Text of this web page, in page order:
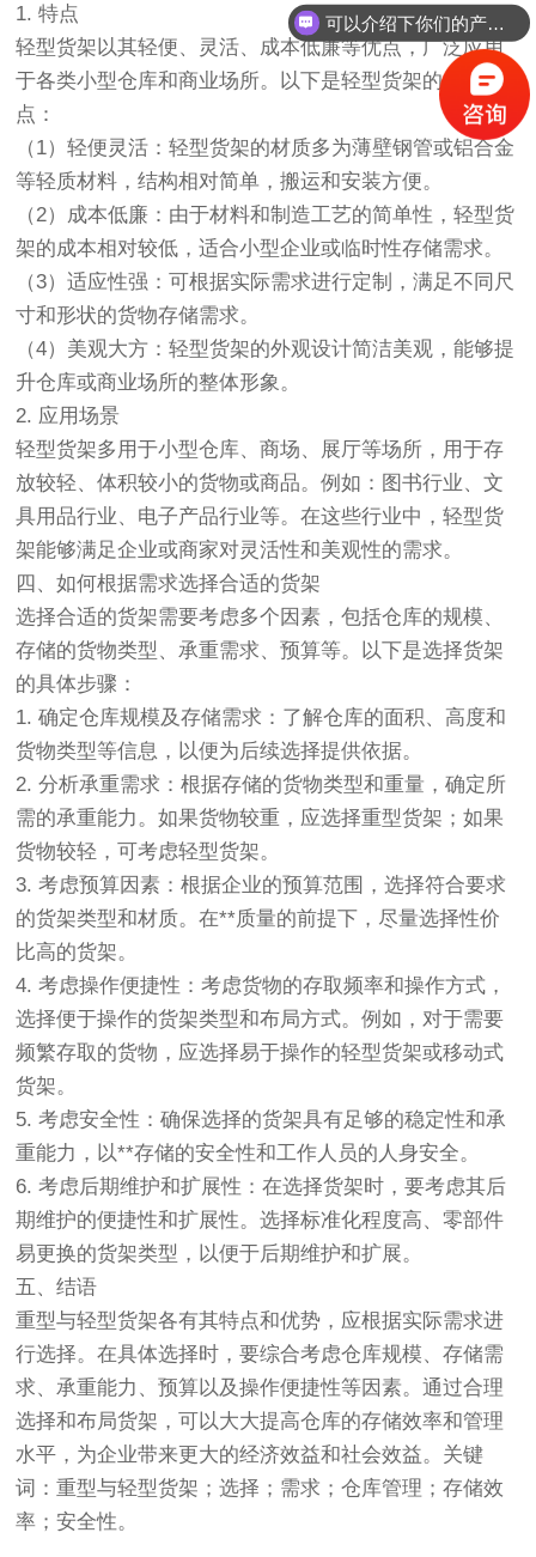
1. 特点
轻型货架以其轻便、灵活、成本低廉等优点，广泛应用
于各类小型仓库和商业场所。以下是轻型货架的主要特
点：
（1）轻便灵活：轻型货架的材质多为薄壁钢管或铝合金
等轻质材料，结构相对简单，搬运和安装方便。
（2）成本低廉：由于材料和制造工艺的简单性，轻型货
架的成本相对较低，适合小型企业或临时性存储需求。
（3）适应性强：可根据实际需求进行定制，满足不同尺
寸和形状的货物存储需求。
（4）美观大方：轻型货架的外观设计简洁美观，能够提
升仓库或商业场所的整体形象。
2. 应用场景
轻型货架多用于小型仓库、商场、展厅等场所，用于存
放较轻、体积较小的货物或商品。例如：图书行业、文
具用品行业、电子产品行业等。在这些行业中，轻型货
架能够满足企业或商家对灵活性和美观性的需求。
四、如何根据需求选择合适的货架
选择合适的货架需要考虑多个因素，包括仓库的规模、
存储的货物类型、承重需求、预算等。以下是选择货架
的具体步骤：
1. 确定仓库规模及存储需求：了解仓库的面积、高度和
货物类型等信息，以便为后续选择提供依据。
2. 分析承重需求：根据存储的货物类型和重量，确定所
需的承重能力。如果货物较重，应选择重型货架；如果
货物较轻，可考虑轻型货架。
3. 考虑预算因素：根据企业的预算范围，选择符合要求
的货架类型和材质。在**质量的前提下，尽量选择性价
比高的货架。
4. 考虑操作便捷性：考虑货物的存取频率和操作方式，
选择便于操作的货架类型和布局方式。例如，对于需要
频繁存取的货物，应选择易于操作的轻型货架或移动式
货架。
5. 考虑安全性：确保选择的货架具有足够的稳定性和承
重能力，以**存储的安全性和工作人员的人身安全。
6. 考虑后期维护和扩展性：在选择货架时，要考虑其后
期维护的便捷性和扩展性。选择标准化程度高、零部件
易更换的货架类型，以便于后期维护和扩展。
五、结语
重型与轻型货架各有其特点和优势，应根据实际需求进
行选择。在具体选择时，要综合考虑仓库规模、存储需
求、承重能力、预算以及操作便捷性等因素。通过合理
选择和布局货架，可以大大提高仓库的存储效率和管理
水平，为企业带来更大的经济效益和社会效益。关键
词：重型与轻型货架；选择；需求；仓库管理；存储效
率；安全性。
可以介绍下你们的产品么？